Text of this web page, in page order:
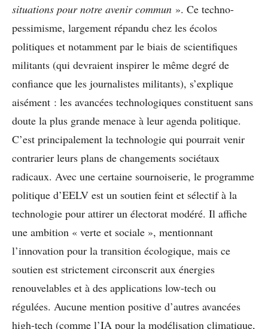
situations pour notre avenir commun ». Ce techno-
pessimisme, largement répandu chez les écolos
politiques et notamment par le biais de scientifiques
militants (qui devraient inspirer le même degré de
confiance que les journalistes militants), s’explique
aisément : les avancées technologiques constituent sans
doute la plus grande menace à leur agenda politique.
C’est principalement la technologie qui pourrait venir
contrarier leurs plans de changements sociétaux
radicaux. Avec une certaine sournoiserie, le programme
politique d’EELV est un soutien feint et sélectif à la
technologie pour attirer un électorat modéré. Il affiche
une ambition « verte et sociale », mentionnant
l’innovation pour la transition écologique, mais ce
soutien est strictement circonscrit aux énergies
renouvelables et à des applications low-tech ou
régulées. Aucune mention positive d’autres avancées
high-tech (comme l’IA pour la modélisation climatique,